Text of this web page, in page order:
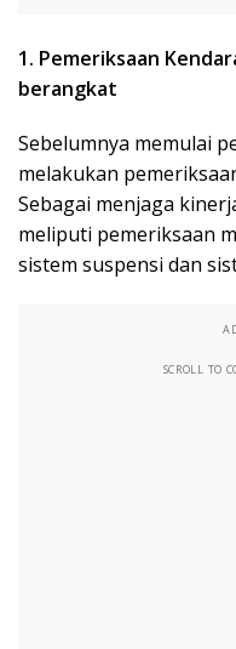
1. Pemeriksaan
berangkat
Sebelumnya memulai
melakukan
Sebagai menjaga
meliputi pemeriksaan
sistem suspensi dan
SCROLL TO